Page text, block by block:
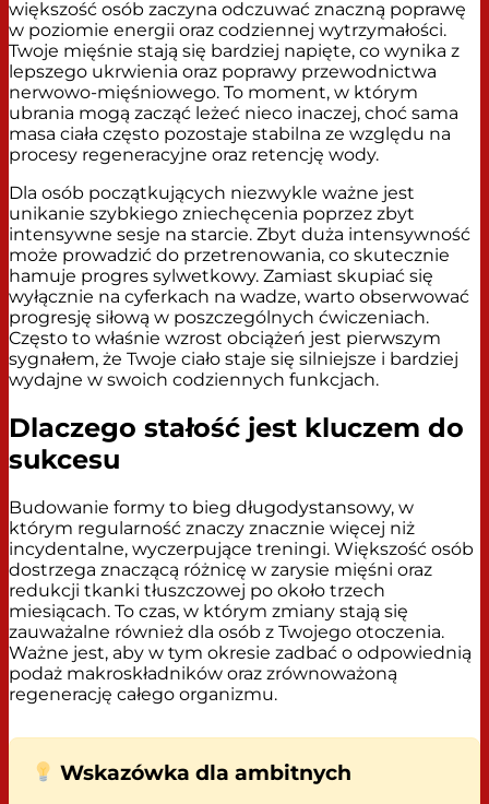
większość osób zaczyna odczuwać znaczną poprawę
w poziomie energii oraz codziennej wytrzymałości.
Twoje mięśnie stają się bardziej napięte, co wynika z
lepszego ukrwienia oraz poprawy przewodnictwa
nerwowo-mięśniowego. To moment, w którym
ubrania mogą zacząć leżeć nieco inaczej, choć sama
masa ciała często pozostaje stabilna ze względu na
procesy regeneracyjne oraz retencję wody.
Dla osób początkujących niezwykle ważne jest
unikanie szybkiego zniechęcenia poprzez zbyt
intensywne sesje na starcie. Zbyt duża intensywność
może prowadzić do przetrenowania, co skutecznie
hamuje progres sylwetkowy. Zamiast skupiać się
wyłącznie na cyferkach na wadze, warto obserwować
progresję siłową w poszczególnych ćwiczeniach.
Często to właśnie wzrost obciążeń jest pierwszym
sygnałem, że Twoje ciało staje się silniejsze i bardziej
wydajne w swoich codziennych funkcjach.
Dlaczego stałość jest kluczem do
sukcesu
Budowanie formy to bieg długodystansowy, w
którym regularność znaczy znacznie więcej niż
incydentalne, wyczerpujące treningi. Większość osób
dostrzega znaczącą różnicę w zarysie mięśni oraz
redukcji tkanki tłuszczowej po około trzech
miesiącach. To czas, w którym zmiany stają się
zauważalne również dla osób z Twojego otoczenia.
Ważne jest, aby w tym okresie zadbać o odpowiednią
podaż makroskładników oraz zrównoważoną
regenerację całego organizmu.
Wskazówka dla ambitnych